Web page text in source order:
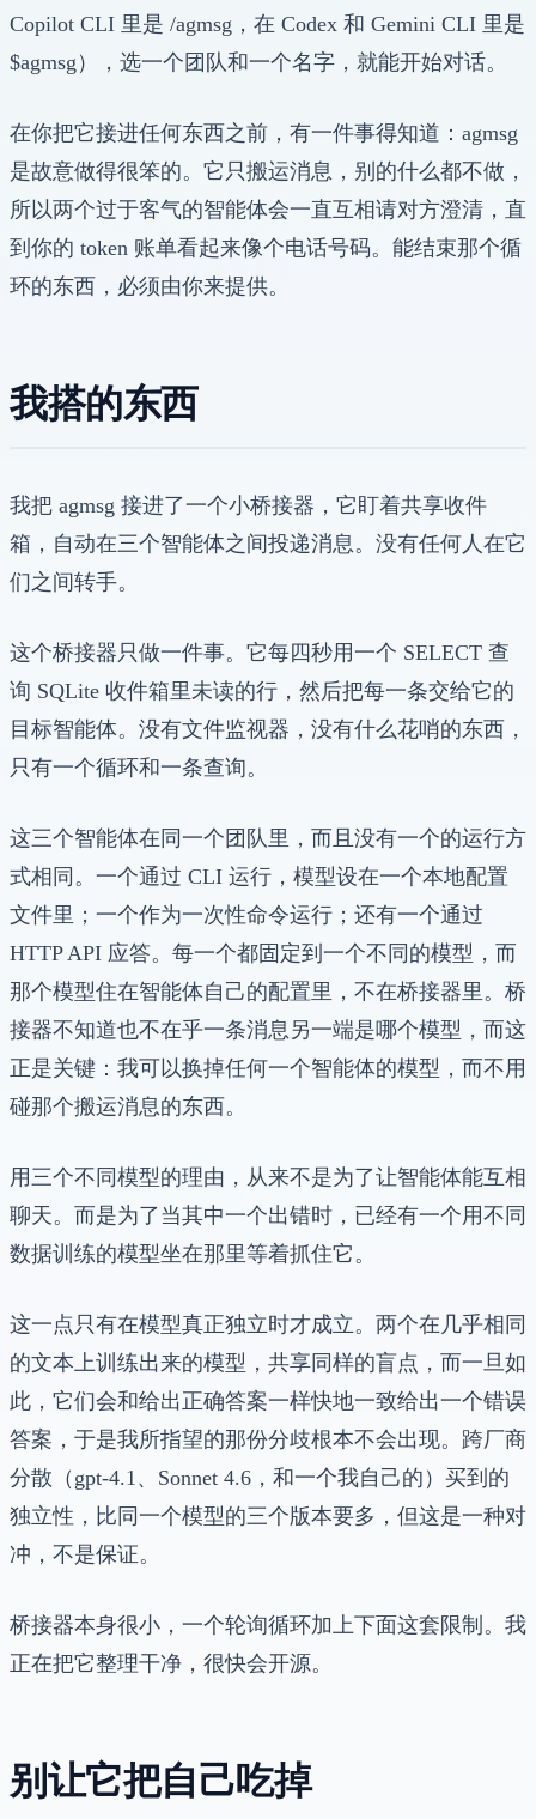
Copilot CLI 里是 /agmsg，在 Codex 和 Gemini CLI 里是
$agmsg），选一个团队和一个名字，就能开始对话。
在你把它接进任何东西之前，有一件事得知道：agmsg
是故意做得很笨的。它只搬运消息，别的什么都不做，
所以两个过于客气的智能体会一直互相请对方澄清，直
到你的 token 账单看起来像个电话号码。能结束那个循
环的东西，必须由你来提供。
我搭的东西
我把 agmsg 接进了一个小桥接器，它盯着共享收件
箱，自动在三个智能体之间投递消息。没有任何人在它
们之间转手。
这个桥接器只做一件事。它每四秒用一个 SELECT 查
询 SQLite 收件箱里未读的行，然后把每一条交给它的
目标智能体。没有文件监视器，没有什么花哨的东西，
只有一个循环和一条查询。
这三个智能体在同一个团队里，而且没有一个的运行方
式相同。一个通过 CLI 运行，模型设在一个本地配置
文件里；一个作为一次性命令运行；还有一个通过
HTTP API 应答。每一个都固定到一个不同的模型，而
那个模型住在智能体自己的配置里，不在桥接器里。桥
接器不知道也不在乎一条消息另一端是哪个模型，而这
正是关键：我可以换掉任何一个智能体的模型，而不用
碰那个搬运消息的东西。
用三个不同模型的理由，从来不是为了让智能体能互相
聊天。而是为了当其中一个出错时，已经有一个用不同
数据训练的模型坐在那里等着抓住它。
这一点只有在模型真正独立时才成立。两个在几乎相同
的文本上训练出来的模型，共享同样的盲点，而一旦如
此，它们会和给出正确答案一样快地一致给出一个错误
答案，于是我所指望的那份分歧根本不会出现。跨厂商
分散（gpt-4.1、Sonnet 4.6，和一个我自己的）买到的
独立性，比同一个模型的三个版本要多，但这是一种对
冲，不是保证。
桥接器本身很小，一个轮询循环加上下面这套限制。我
正在把它整理干净，很快会开源。
别让它把自己吃掉